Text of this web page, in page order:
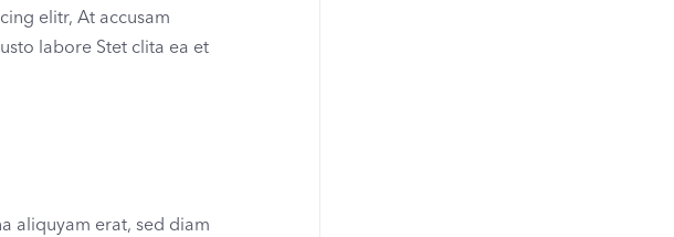
elitr, At accusam
labore Stet clita ea et
aliquyam erat, sed diam